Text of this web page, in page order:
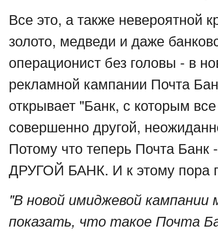
Все это, а также невероятной
золото, медведи и даже
операционист без головы - в
рекламной кампании Почта
открывает "Банк, с которым
совершенно другой,
Потому что теперь Почта
ДРУГОЙ БАНК. И к этому пора
"В новой имиджевой
показать, что такое Почта